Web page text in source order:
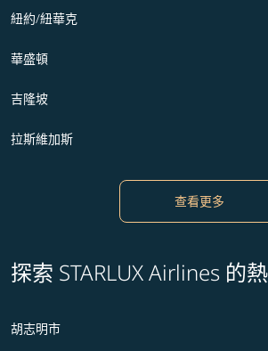
紐約/紐華克
華盛頓
吉隆坡
拉斯維加斯
查看更多
探索 STARLUX Airlines 的
胡志明市